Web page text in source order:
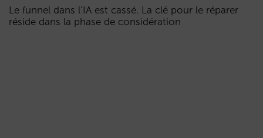
Le funnel dans l’IA est cassé. La clé pour le réparer
réside dans la phase de considération